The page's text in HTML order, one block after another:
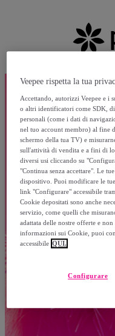
Veepee rispetta la tua
Accettando, autorizzi Veepee e i
o altri identificatori come SDK,
personali (come i dati di
nel tuo account membro) al fine
schermo della tua TV) e
sull'attività di vendita e a fini di
diversi usi cliccando su
"Continua senza accettare". Le
dispositivo. Puoi modificare le
link "Configurare" accessibile
Cookie depositati sono anche
servizio, come quelli che
adattata delle nostre offerte e
informazioni sui Cookie, puoi
accessibile QUI.
Configurare